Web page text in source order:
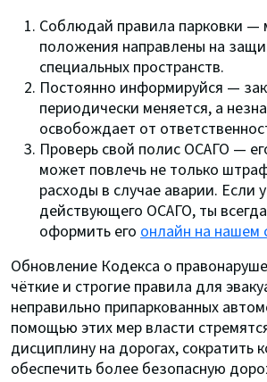
Соблюдай правила парковки —
положения направлены на
специальных пространств.
Постоянно информируйся —
периодически меняется, а
освобождает от
Проверь свой полис ОСАГО —
может повлечь не только
расходы в случае аварии. Если
действующего ОСАГО, ты
оформить его онлайн на нашем
Обновление Кодекса о
чёткие и строгие правила для
неправильно припаркованных
помощью этих мер власти
дисциплину на дорогах, сократить
обеспечить более безопасную